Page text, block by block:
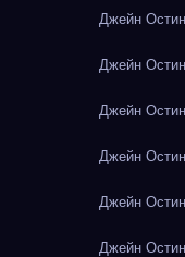
Джейн
Джейн
Джейн
Джейн
Джейн
Джейн